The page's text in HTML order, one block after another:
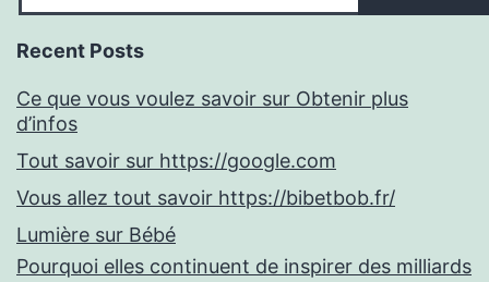
Recent Posts
Ce que vous voulez savoir sur Obtenir plus
d’infos
Tout savoir sur https://google.com
Vous allez tout savoir https://bibetbob.fr/
Lumière sur Bébé
Pourquoi elles continuent de inspirer des milliards